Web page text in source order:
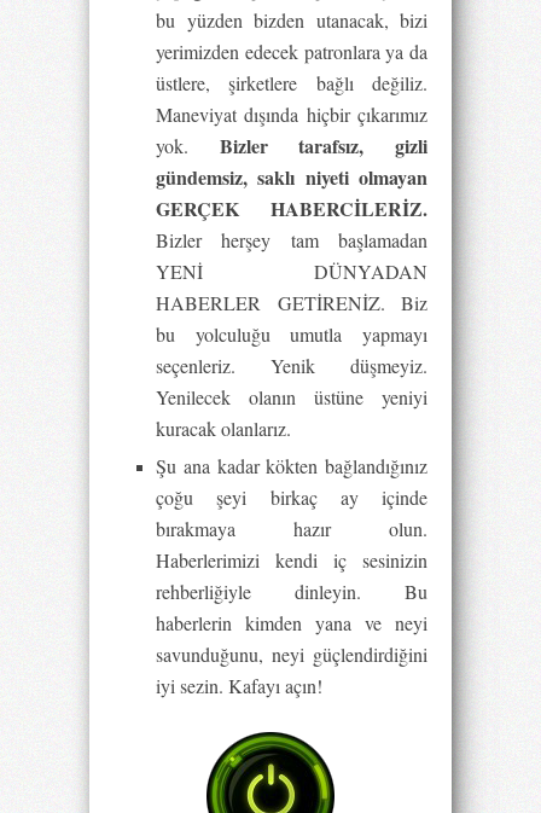
bu yüzden bizden utanacak, bizi
yerimizden edecek patronlara ya da
üstlere, şirketlere bağlı değiliz.
Maneviyat dışında hiçbir çıkarımız
yok. Bizler tarafsız, gizli
gündemsiz, saklı niyeti olmayan
GERÇEK HABERCİLERİZ.
Bizler herşey tam başlamadan
YENİ DÜNYADAN
HABERLER GETİRENİZ. Biz
bu yolculuğu umutla yapmayı
seçenleriz. Yenik düşmeyiz.
Yenilecek olanın üstüne yeniyi
kuracak olanlarız.
Şu ana kadar kökten bağlandığınız
çoğu şeyi birkaç ay içinde
bırakmaya hazır olun.
Haberlerimizi kendi iç sesinizin
rehberliğiyle dinleyin. Bu
haberlerin kimden yana ve neyi
savunduğunu, neyi güçlendirdiğini
iyi sezin. Kafayı açın!